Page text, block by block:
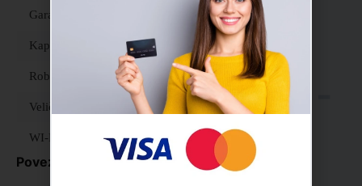
Garancija 2 godine
Kapacitet hlađenja 18000 BTU
Robna marka Midea
Veličina sobe Od 60 do 80 м2
WI-FI Wi-Fi Ready
Povezani proizvodi